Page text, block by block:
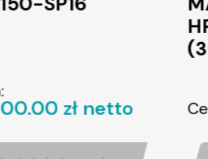
0.00 zł netto